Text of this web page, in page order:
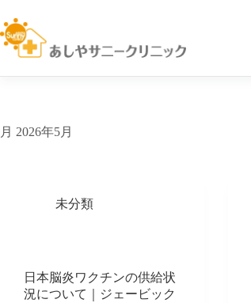
ン
テ
ツ
キ
ッ
月 2026年5月
未分類
日本脳炎ワクチンの供給状
況について｜ジェービック